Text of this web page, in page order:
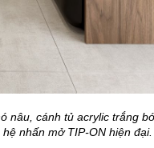
nâu, cánh tủ acrylic trắng
nhấn mở TIP-ON hiện đại.